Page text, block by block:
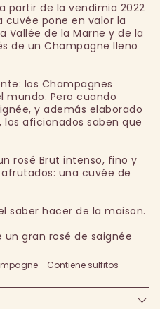
partir de la vendimia 2022
pone en valor la
Vallée de la Marne y de la
de un Champagne lleno
los Champagnes
mundo. Pero cuando
y además elaborado
los aficionados saben que
rosé Brut intenso, fino y
una cuvée de
saber hacer de la maison.
un gran rosé de saignée
- Contiene sulfitos